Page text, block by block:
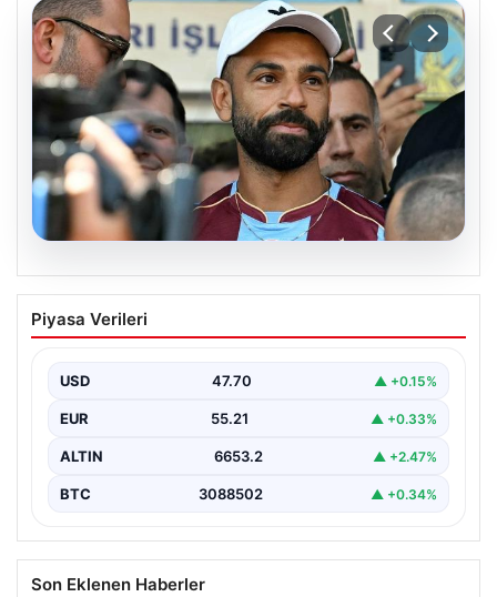
06.08.2026
Salah’ın Trabzonspor tercihi sonrası
olay sözler! “Onu orada görünce…”
Piyasa Verileri
USD 47.70 ▲ +0.15%
EUR 55.21 ▲ +0.33%
ALTIN 6653.2 ▲ +2.47%
BTC 3088502 ▲ +0.34%
Son Eklenen Haberler